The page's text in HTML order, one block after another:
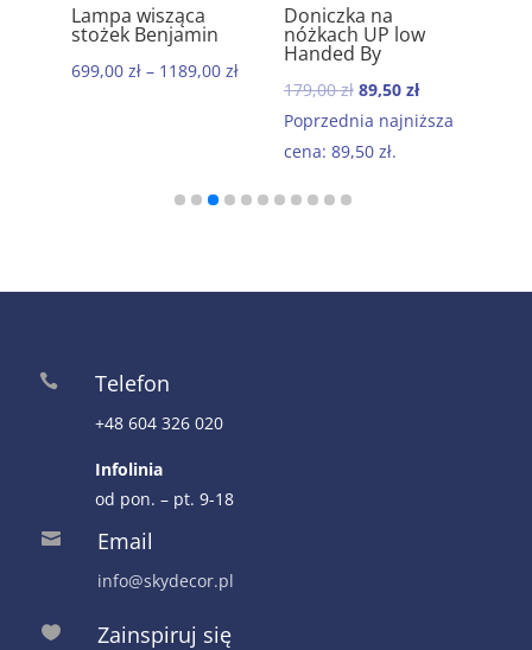
5.00
Lampa wisząca
stożek Benjamin
699,00 zł– 1189,00 zł
5.00
Doniczka na
nóżkach UP low
Handed By
179,00zł Pierwotna
cena
wynosiła:
89,50 złAktualna
cena
Poprzednia najniższa
cena: 89,50 zł.
 Telefon
+48 604 326 020
Infolinia
od pon. – pt. 9-18
 Email
info@skydecor.pl
 Zainspiruj się